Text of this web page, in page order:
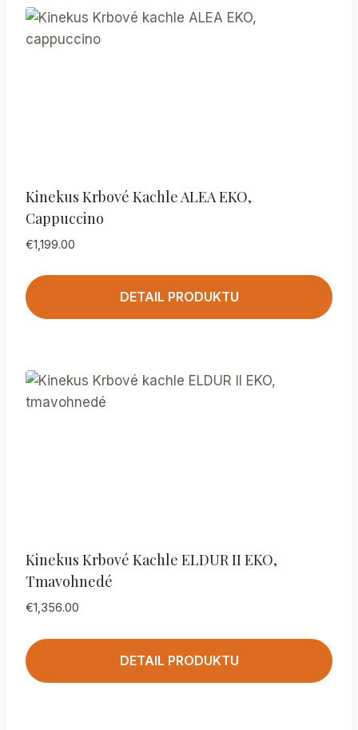
Kinekus Krbové Kachle ALEA EKO,
Cappuccino
€1,199.00
DETAIL PRODUKTU
Kinekus Krbové Kachle ELDUR II EKO,
Tmavohnedé
€1,356.00
DETAIL PRODUKTU